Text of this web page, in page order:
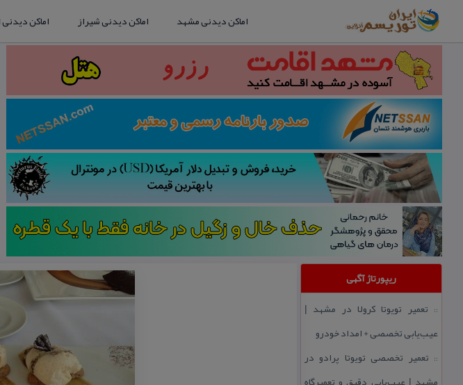
اماکن دیدنی مشهد اماکن دیدنی شیراز اماکن
ریپورتاژ آگهی
:: تعمیر تویوتا كرولا در مشهد |
عیب‌یابی تخصصی + امداد خودرو
:: تعمیر تخصصی تویوتا پرادو در